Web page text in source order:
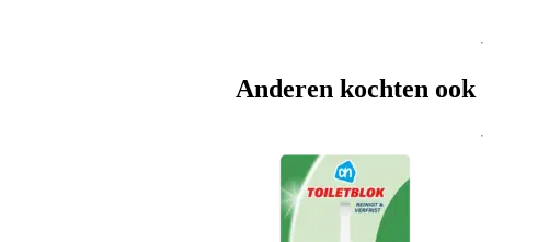
Anderen kochten ook